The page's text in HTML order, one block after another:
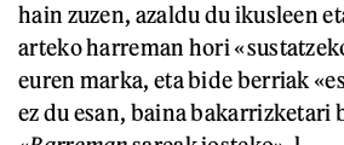
hain zuzen, azaldu du ikusleen
arteko harreman hori
euren marka, eta bide berriak
ez du esan, baina bakarrizketari